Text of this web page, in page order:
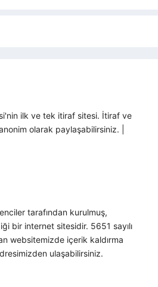
ilk ve tek itiraf sitesi. İtiraf ve
olarak paylaşabilirsiniz. |
tarafından kurulmuş,
bir internet sitesidir. 5651 sayılı
websitemizde içerik kaldırma
ulaşabilirsiniz.